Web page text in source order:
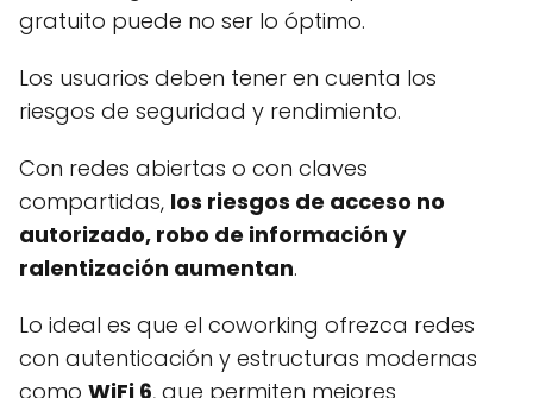
gratuito puede no ser lo óptimo.
Los usuarios deben tener en cuenta los
riesgos de seguridad y rendimiento.
Con redes abiertas o con claves
compartidas, los riesgos de acceso no
autorizado, robo de información y
ralentización aumentan.
Lo ideal es que el coworking ofrezca redes
con autenticación y estructuras modernas
como WiFi 6, que permiten mejores